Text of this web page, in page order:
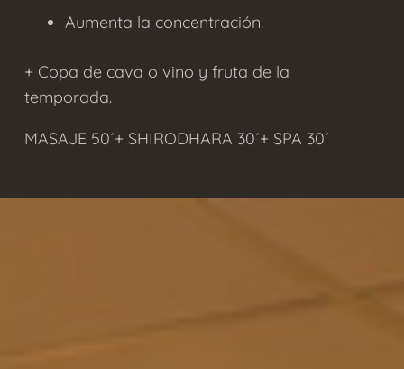
Aumenta la concentración.
+ Copa de cava o vino y fruta de la
temporada.
MASAJE 50´+ SHIRODHARA 30´+ SPA 30´